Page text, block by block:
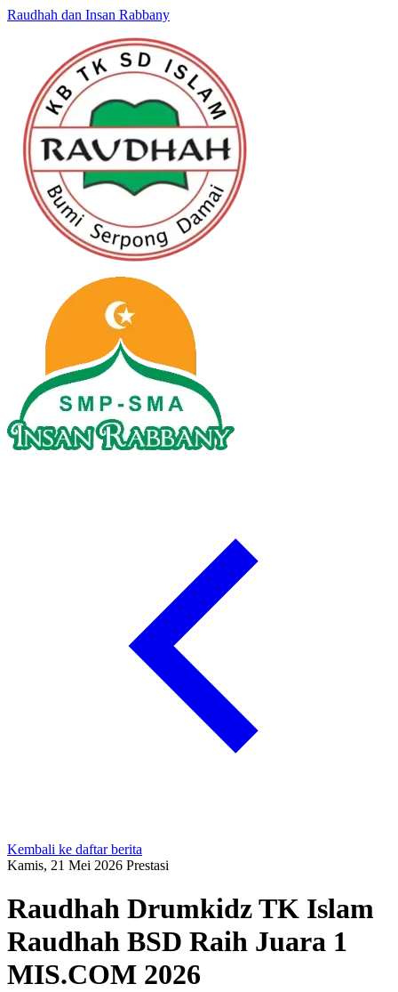
Raudhah dan Insan Rabbany
Kembali ke daftar berita
Kamis, 21 Mei 2026 Prestasi
Raudhah Drumkidz TK Islam
Raudhah BSD Raih Juara 1
MIS.COM 2026